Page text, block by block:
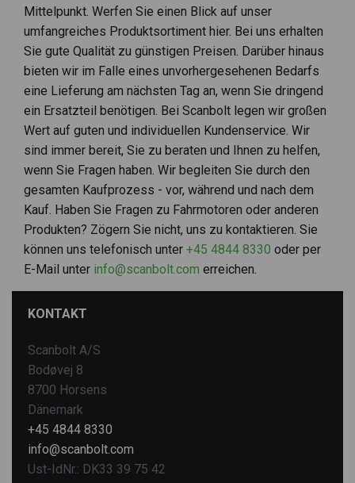
Mittelpunkt. Werfen Sie einen Blick auf unser
umfangreiches Produktsortiment hier. Bei uns erhalten
Sie gute Qualität zu günstigen Preisen. Darüber hinaus
bieten wir im Falle eines unvorhergesehenen Bedarfs
eine Lieferung am nächsten Tag an, wenn Sie dringend
ein Ersatzteil benötigen. Bei Scanbolt legen wir großen
Wert auf guten und individuellen Kundenservice. Wir
sind immer bereit, Sie zu beraten und Ihnen zu helfen,
wenn Sie Fragen haben. Wir begleiten Sie durch den
gesamten Kaufprozess - vor, während und nach dem
Kauf. Haben Sie Fragen zu Fahrmotoren oder anderen
Produkten? Zögern Sie nicht, uns zu kontaktieren. Sie
können uns telefonisch unter +45 4844 8330 oder per
E-Mail unter info@scanbolt.com erreichen.
KONTAKT
Scanbolt A/S
Bodøvej 8
8700 Horsens
Dänemark
+45 4844 8330
info@scanbolt.com
Ust-IdNr.: DK33 39 75 42